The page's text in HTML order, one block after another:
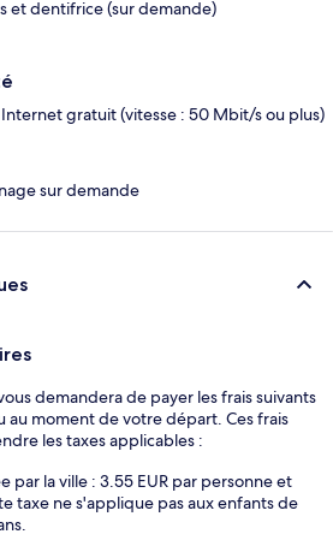
et dentifrice (sur demande)
Internet gratuit (vitesse : 50 Mbit/s ou plus)
sur demande
demandera de payer les frais suivants
au moment de votre départ. Ces frais
les taxes applicables :
par la ville : 3.55 EUR par personne et
taxe ne s'applique pas aux enfants de